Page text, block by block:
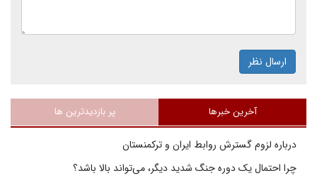
ارسال نظر
آخرین خبرها پر بازدیدترین ها
درباره لزوم گسترش روابط ایران و ترکمنستان
چرا احتمال یک دوره جنگ شدید دیگر، می‌تواند بالا باشد؟